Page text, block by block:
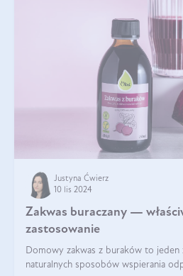
Justyna Ćwierz
10 lis 2024
Zakwas buraczany —
zastosowanie
Domowy zakwas z buraków to jeden
naturalnych sposobów wspierania